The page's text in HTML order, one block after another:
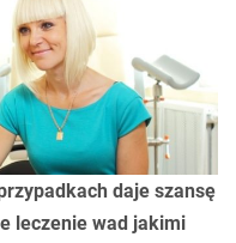
daje szansę
leczenie wad jakimi